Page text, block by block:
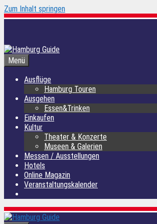
Zum Inhalt springen
Menü
Ausflüge
Hamburg Touren
Ausgehen
Essen&Trinken
Einkaufen
Kultur
Theater & Konzerte
Museen & Galerien
Messen / Ausstellungen
Hotels
Online Magazin
Veranstaltungskalender